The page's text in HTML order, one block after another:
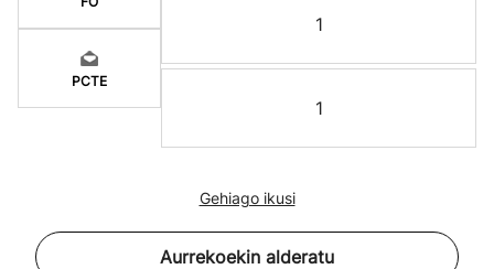
PCTE
1
1
Gehiago ikusi
Aurrekoekin alderatu